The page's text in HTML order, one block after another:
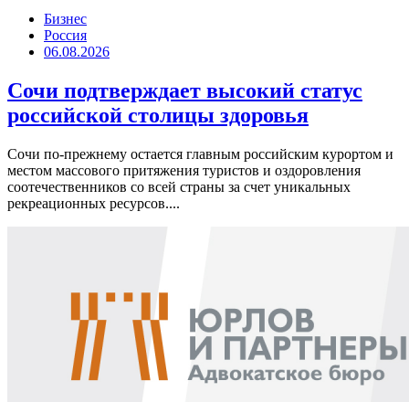
Бизнес
Россия
06.08.2026
Сочи подтверждает высокий статус
российской столицы здоровья
Сочи по-прежнему остается главным российским курортом и
местом массового притяжения туристов и оздоровления
соотечественников со всей страны за счет уникальных
рекреационных ресурсов....